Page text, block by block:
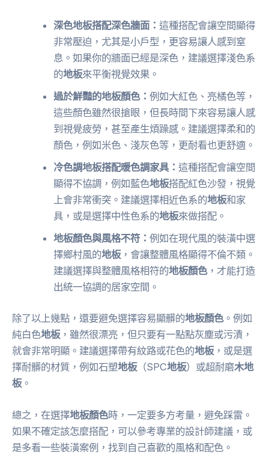
深色地板搭配深色牆面：這種搭配會讓空間顯得
非常壓迫，尤其是小戶型，更容易讓人感到窒
息。如果你的牆面已經是深色，建議選擇淺色系
的地板來平衡視覺效果。
過於鮮豔的地板顏色：例如大紅色、亮橘色等，
這些顏色雖然很搶眼，但長時間下來容易讓人感
到視覺疲勞，甚至產生煩躁感。建議選擇柔和的
顏色，例如米色、淺灰色等，更耐看也更舒適。
冷色調地板搭配暖色調家具：這種搭配會讓空間
顯得不協調，例如藍色地板搭配紅色沙發，視覺
上會非常衝突。建議選擇相近色系的地板和家
具，或是選擇中性色系的地板來做搭配。
地板顏色與風格不符：例如在現代風的裝潢中選
擇鄉村風的地板 ，會讓整體風格顯得不倫不類。
建議選擇與整體風格相符的地板顏色，才能打造
出統一協調的居家空間。
除了以上幾點，還要避免選擇容易顯髒的地板顏色。例如
純白色地板 ，雖然很漂亮，但只要有一點點灰塵或污漬，
就會非常明顯。建議選擇帶有紋路或花色的地板 ，或是選
擇耐髒的材質，例如石塑地板 （SPC地板）或超耐磨木地
板 。
總之，在選擇地板顏色時，一定要多方考量，避免踩雷。
如果不確定該怎麼搭配，可以參考專業的設計師建議，或
是多看一些裝潢案例，找到自己喜歡的風格和配色。